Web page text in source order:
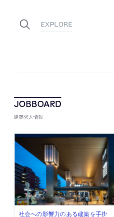
建築求人情報
佐々木慧が主宰する「axonometric株
古民家を軸に全国で“価値循環の仕組
リノベる株式会社が、設計パートナ
社会への影響力のある建築を手掛
代官山を拠点に活動する「梅澤竜也 /